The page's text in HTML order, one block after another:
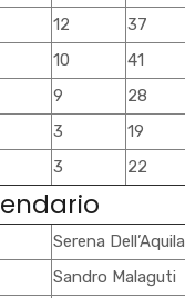
12 37
10 41
9 28
3 19
3 22
Serena Dell’Aquila
Sandro Malaguti